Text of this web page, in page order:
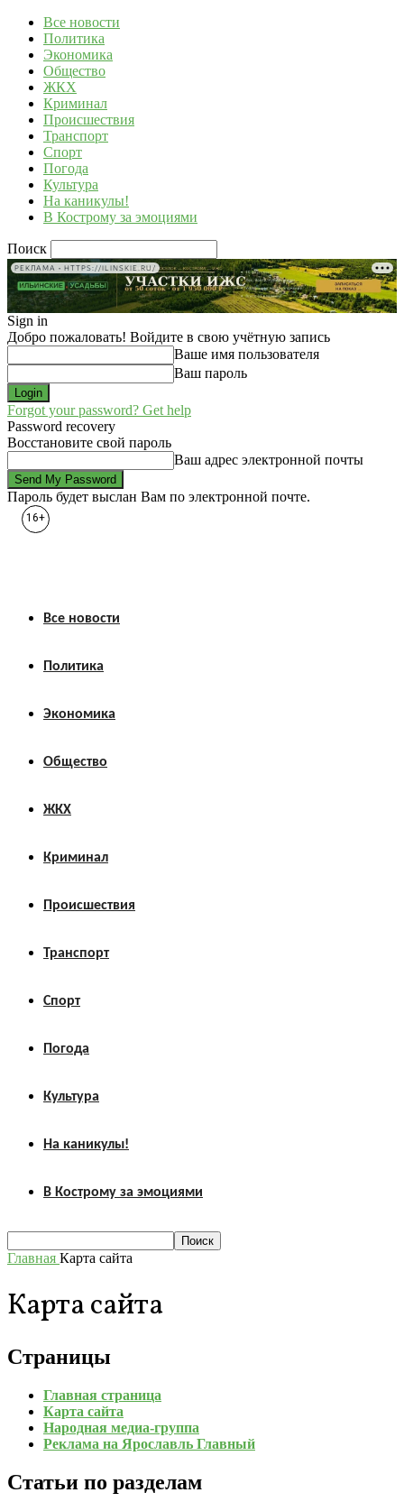
Все новости
Политика
Экономика
Общество
ЖКХ
Криминал
Происшествия
Транспорт
Спорт
Погода
Культура
На каникулы!
В Кострому за эмоциями
Поиск
РЕКЛАМА • HTTPS://ILINSKIE.RU/
Sign in
Добро пожаловать! Войдите в свою учётную запись
Ваше имя пользователя
Ваш пароль
Forgot your password? Get help
Password recovery
Восстановите свой пароль
Ваш адрес электронной почты
Пароль будет выслан Вам по электронной почте.
16+
Все новости
Политика
Экономика
Общество
ЖКХ
Криминал
Происшествия
Транспорт
Спорт
Погода
Культура
На каникулы!
В Кострому за эмоциями
Главная Карта сайта
Карта сайта
Страницы
Главная страница
Карта сайта
Народная медиа-группа
Реклама на Ярославль Главный
Статьи по разделам